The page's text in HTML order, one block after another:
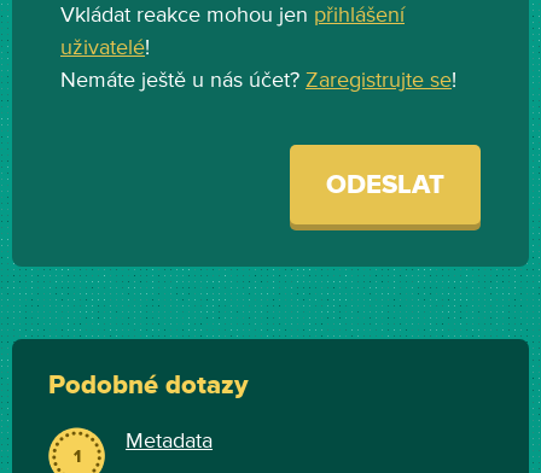
Vkládat reakce mohou jen přihlášení
uživatelé!
Nemáte ještě u nás účet? Zaregistrujte se!
ODESLAT
Podobné dotazy
1
Metadata